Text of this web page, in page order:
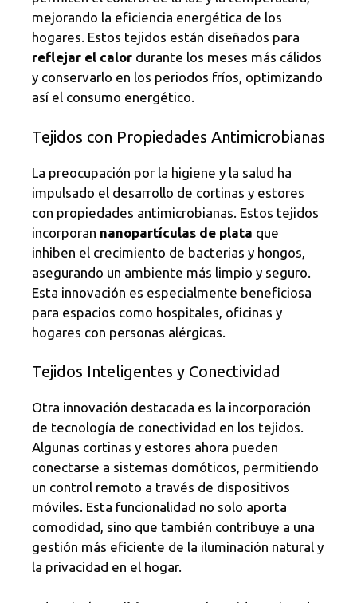
mejorando la eficiencia energética de los
hogares. Estos tejidos están diseñados para
reflejar el calor durante los meses más cálidos
y conservarlo en los periodos fríos, optimizando
así el consumo energético.
Tejidos con Propiedades Antimicrobianas
La preocupación por la higiene y la salud ha
impulsado el desarrollo de cortinas y estores
con propiedades antimicrobianas. Estos tejidos
incorporan nanopartículas de plata que
inhiben el crecimiento de bacterias y hongos,
asegurando un ambiente más limpio y seguro.
Esta innovación es especialmente beneficiosa
para espacios como hospitales, oficinas y
hogares con personas alérgicas.
Tejidos Inteligentes y Conectividad
Otra innovación destacada es la incorporación
de tecnología de conectividad en los tejidos.
Algunas cortinas y estores ahora pueden
conectarse a sistemas domóticos, permitiendo
un control remoto a través de dispositivos
móviles. Esta funcionalidad no solo aporta
comodidad, sino que también contribuye a una
gestión más eficiente de la iluminación natural y
la privacidad en el hogar.